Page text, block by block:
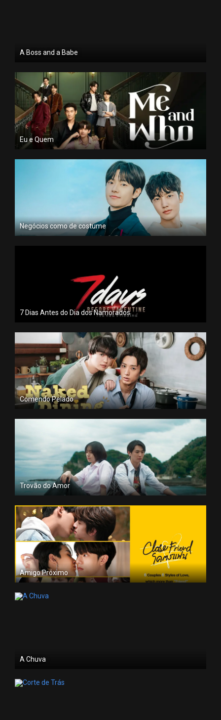
A Boss and a Babe
Eu e Quem
Negócios como de costume
7 Dias Antes do Dia dos Namorados
Comendo Pelado
Trovão do Amor
Amigo Próximo
A Chuva